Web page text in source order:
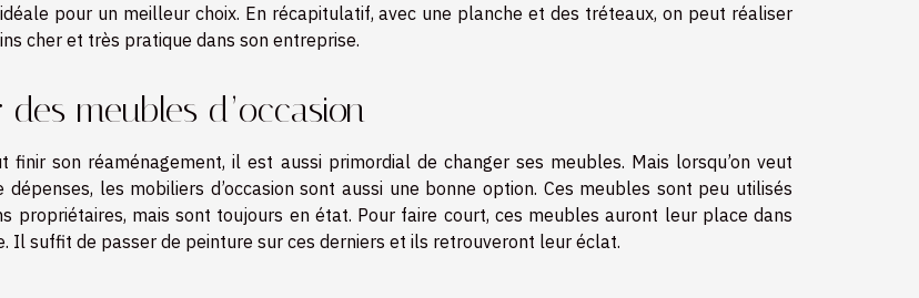
pour un meilleur choix. En récapitulatif, avec une planche et des tréteaux, on peut réaliser
cher et très pratique dans son entreprise.
meubles d’occasion
finir son réaménagement, il est aussi primordial de changer ses meubles. Mais lorsqu’on veut
dépenses, les mobiliers d’occasion sont aussi une bonne option. Ces meubles sont peu utilisés
propriétaires, mais sont toujours en état. Pour faire court, ces meubles auront leur place dans
Il suffit de passer de peinture sur ces derniers et ils retrouveront leur éclat.